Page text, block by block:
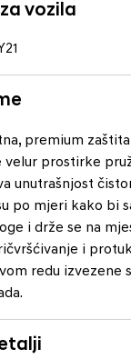
vozila
premium
velur prostirke
unutrašnjost
po mjeri kako bi
i drže se na
i
redu izvezene